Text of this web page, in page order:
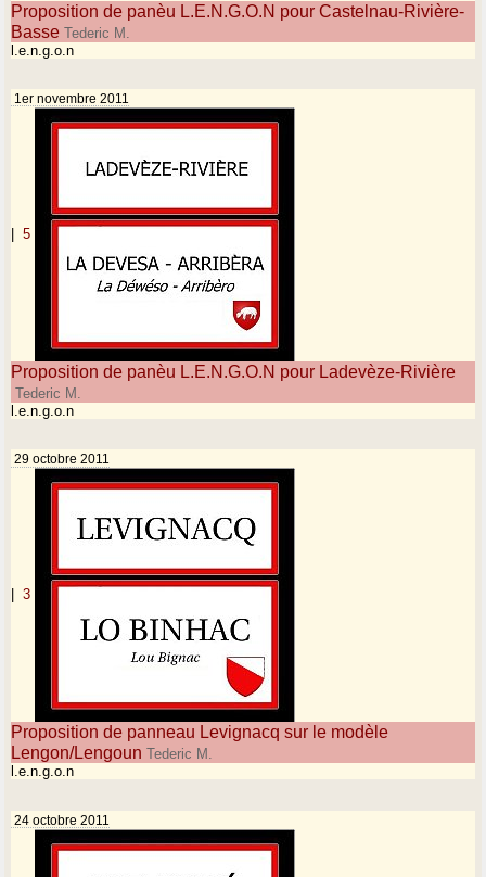
Proposition de panèu L.E.N.G.O.N pour Castelnau-Rivière-
Basse Tederic M.
l.e.n.g.o.n
1er novembre 2011
| 5
Proposition de panèu L.E.N.G.O.N pour Ladevèze-Rivière
Tederic M.
l.e.n.g.o.n
29 octobre 2011
3
Proposition de panneau Levignacq sur le modèle
Lengon/Lengoun Tederic M.
l.e.n.g.o.n
24 octobre 2011